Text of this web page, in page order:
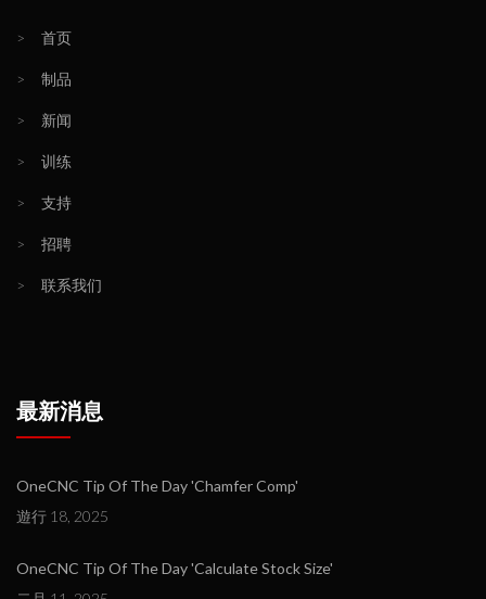
> 首页
> 制品
> 新闻
> 训练
> 支持
> 招聘
> 联系我们
最新消息
OneCNC Tip Of The Day 'Chamfer Comp'
遊行 18, 2025
OneCNC Tip Of The Day 'Calculate Stock Size'